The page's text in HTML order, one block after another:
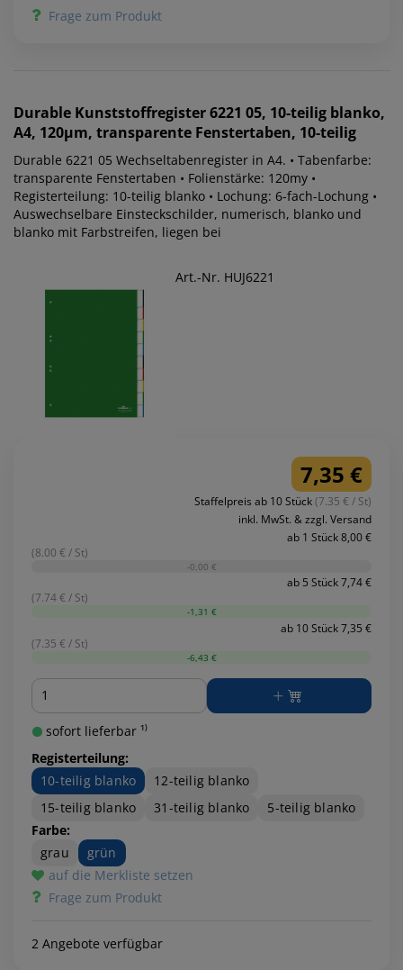
Frage zum Produkt
Durable Kunststoffregister 6221 05, 10-teilig blanko,
A4, 120µm, transparente Fenstertaben, 10-teilig
Durable 6221 05 Wechseltabenregister in A4. • Tabenfarbe:
transparente Fenstertaben • Folienstärke: 120my •
Registerteilung: 10-teilig blanko • Lochung: 6-fach-Lochung •
Auswechselbare Einsteckschilder, numerisch, blanko und
blanko mit Farbstreifen, liegen bei
Art.-Nr. HUJ6221
7,35 €
Staffelpreis ab 10 Stück(7.35 € / St)
inkl. MwSt. & zzgl. Versand
ab 1 Stück 8,00 €
(8.00 € / St)
-0,00 €
ab 5 Stück 7,74 €
(7.74 € / St)
-1,31 €
ab 10 Stück 7,35 €
(7.35 € / St)
-6,43 €
Menge
sofort lieferbar ¹⁾
Registerteilung:
10-teilig blanko
12-teilig blanko
15-teilig blanko
31-teilig blanko
5-teilig blanko
Farbe:
grau
grün
auf die Merkliste setzen
Frage zum Produkt
2 Angebote verfügbar